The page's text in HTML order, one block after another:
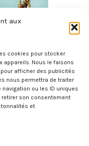
aux
cookies pour stocker
appareils. Nous le faisons
afficher des publicités
nous permettra de traiter
ou les ID uniques
retirer son consentement
et